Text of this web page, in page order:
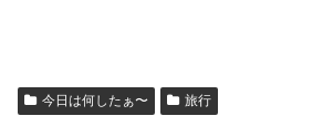
今日は何したぁ〜 旅行